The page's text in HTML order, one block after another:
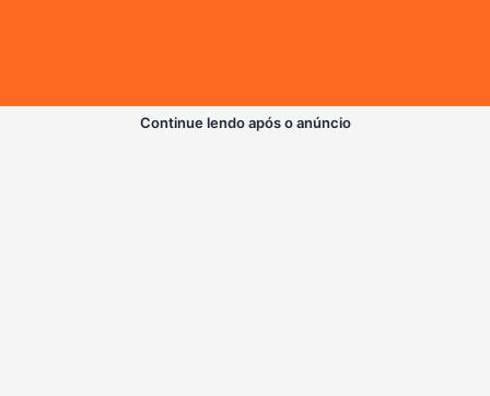
Continue lendo após o anúncio